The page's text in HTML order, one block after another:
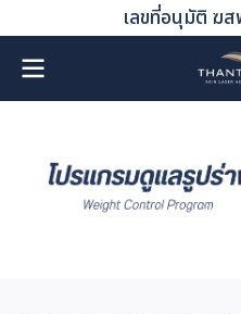
เลขที่อนุมัติ ฆ